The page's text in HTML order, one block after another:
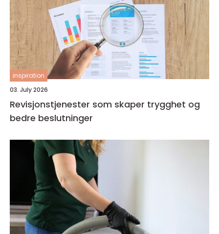
inspiration
03. July 2026
Revisjonstjenester som skaper trygghet og
bedre beslutninger